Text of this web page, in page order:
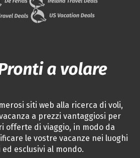
siti web alla ricerca di voli,
a prezzi vantaggiosi per
offerte di viaggio, in modo da
le vostre vacanze nei luoghi
ed esclusivi al mondo.